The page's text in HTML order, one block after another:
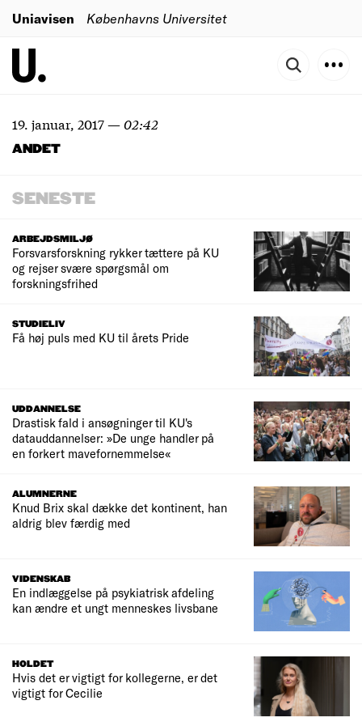
Uniavisen Københavns Universitet
19. januar, 2017—02:42
ANDET
SENESTE
ARBEJDSMILJØ
Forsvarsforskning rykker tættere på KU
og rejser svære spørgsmål om
forskningsfrihed
STUDIELIV
Få høj puls med KU til årets Pride
UDDANNELSE
Drastisk fald i ansøgninger til KU's
datauddannelser: »De unge handler på
en forkert mavefornemmelse«
ALUMNERNE
Knud Brix skal dække det kontinent, han
aldrig blev færdig med
VIDENSKAB
En indlæggelse på psykiatrisk afdeling
kan ændre et ungt menneskes livsbane
HOLDET
Hvis det er vigtigt for kollegerne, er det
vigtigt for Cecilie